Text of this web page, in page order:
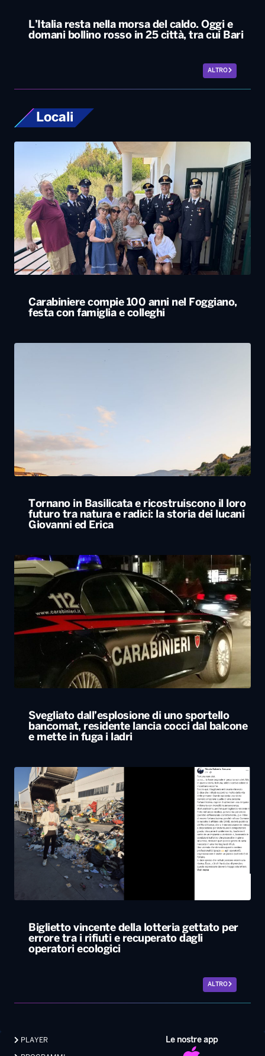
Locali
Carabiniere compie 100 anni nel Foggiano,
festa con famiglia e colleghi
Tornano in Basilicata e ricostruiscono il loro
futuro tra natura e radici: la storia dei lucani
Giovanni ed Erica
Svegliato dall’esplosione di uno sportello
bancomat, residente lancia cocci dal balcone
e mette in fuga i ladri
Biglietto vincente della lotteria gettato per
errore tra i rifiuti e recuperato dagli
operatori ecologici
Le nostre app
PLAYER